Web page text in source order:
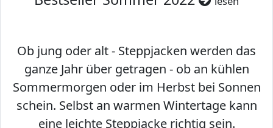
Ob jung oder alt - Steppjacken werden das
ganze Jahr über getragen - ob an kühlen
Sommermorgen oder im Herbst bei Sonnen
schein. Selbst an warmen Wintertage kann
eine leichte Steppjacke richtig sein.